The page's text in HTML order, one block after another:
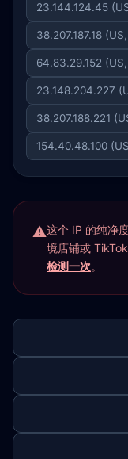
23.144.124.45
38.207.187.18
64.83.29.152
23.148.204.227
38.207.188.221
154.40.48.100
这个 IP 的纯净
境店铺或
检测一次。